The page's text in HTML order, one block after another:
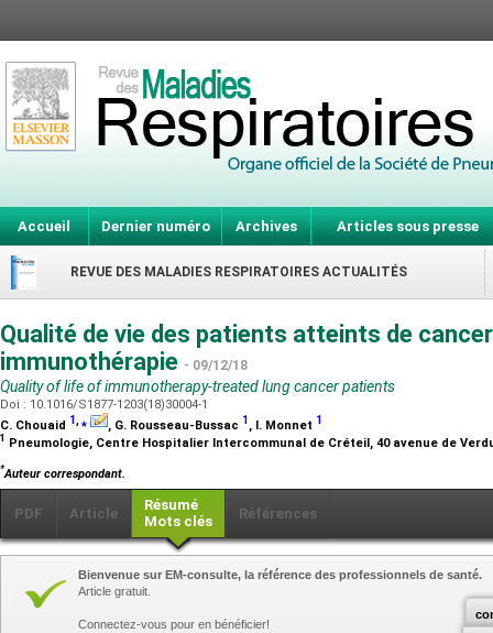
Accueil Dernier numéro Archives Articles sous presse
REVUE DES MALADIES RESPIRATOIRES ACTUALITÉS
Qualité de vie des patients atteints de
immunothérapie - 09/12/18
Quality of life of immunotherapy-treated lung cancer patients
Doi : 10.1016/S1877-1203(18)30004-1
C. Chouaid 1,⁎ , G. Rousseau-Bussac 1 , I. Monnet 1
1 Pneumologie, Centre Hospitalier Intercommunal de Créteil, 40 avenue de
*Auteur correspondant.
PDF Article
Résumé
Mots clés
Références
Bienvenue sur EM-consulte, la référence des professionnels de santé.
Article gratuit.
Connectez-vous pour en bénéficier!